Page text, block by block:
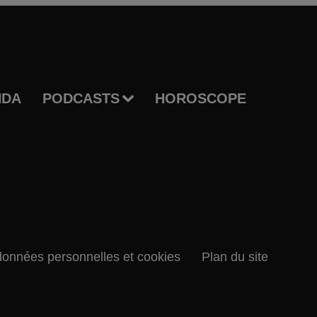
PODCASTS HOROSCOPE
personnelles et cookies Plan du site